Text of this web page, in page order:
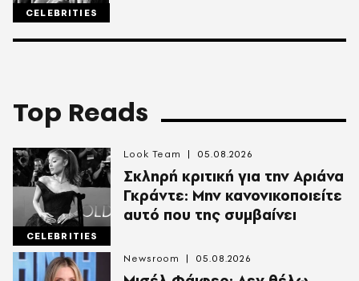
CELEBRITIES
Top Reads
CELEBRITIES
Σκληρή κριτική για την Αριάνα
Γκράντε: Μην κανονικοποιείτε
αυτό που της συμβαίνει
Look Team 05.08.2026
Newsroom 05.08.2026